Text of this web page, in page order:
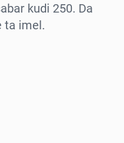
kudi 250. Da
ta imel.